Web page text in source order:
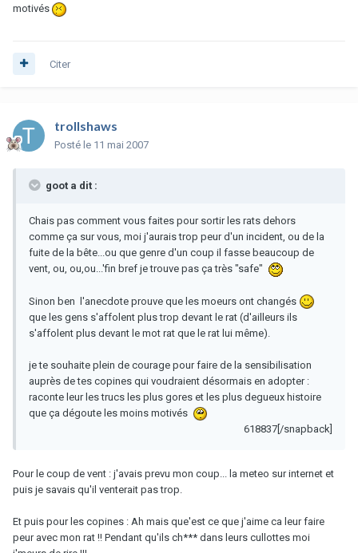
motivés
Citer
trollshaws
Posté le 11 mai 2007
goot a dit :
Chais pas comment vous faites pour sortir les rats dehors
comme ça sur vous, moi j'aurais trop peur d'un incident, ou de la
fuite de la bête...ou que genre d'un coup il fasse beaucoup de
vent, ou, ou,ou...'fin bref je trouve pas ça très "safe"
Sinon ben l'anecdote prouve que les moeurs ont changés
que les gens s'affolent plus trop devant le rat (d'ailleurs ils
s'affolent plus devant le mot rat que le rat lui même).
je te souhaite plein de courage pour faire de la sensibilisation
auprès de tes copines qui voudraient désormais en adopter :
raconte leur les trucs les plus gores et les plus degueux histoire
que ça dégoute les moins motivés
618837[/snapback]
Pour le coup de vent : j'avais prevu mon coup... la meteo sur internet et
puis je savais qu'il venterait pas trop.
Et puis pour les copines : Ah mais que'est ce que j'aime ca leur faire
peur avec mon rat !! Pendant qu'ils ch*** dans leurs cullottes moi